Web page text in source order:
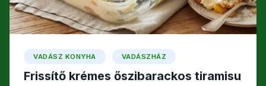
VADÁSZ KONYHA VADÁSZHÁZ
Frissítő krémes őszibarackos tiramisu